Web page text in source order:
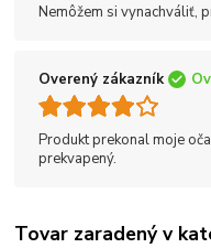
Nemôžem si vynachváliť,
Overený zákazník
Produkt prekonal moje
prekvapený.
Tovar zaradený v